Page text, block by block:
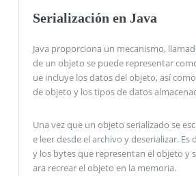
Serialización en Java
Java proporciona un mecanismo,
de un objeto se puede representar
ue incluye los datos del objeto, así
de objeto y los tipos de datos
Una vez que un objeto serializado se
e leer desde el archivo y deserializar.
y los bytes que representan el objeto y
ara recrear el objeto en la memoria.